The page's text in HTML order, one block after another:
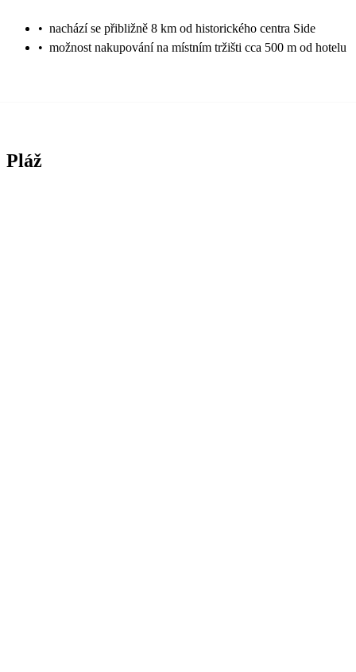
• nachází se přibližně 8 km od historického centra Side
• možnost nakupování na místním tržišti cca 500 m od hotelu
Pláž